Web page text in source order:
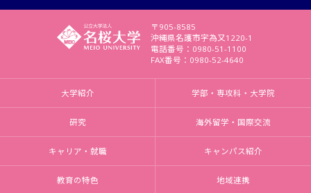
〒905-8585
沖縄県名護市字為又1220-1
電話番号：0980-51-1100
FAX番号：0980-52-4640
大学紹介 学部・専攻科・大学院
研究 海外留学・国際交流
キャリア・就職 キャンパス紹介
教育の特色 地域連携